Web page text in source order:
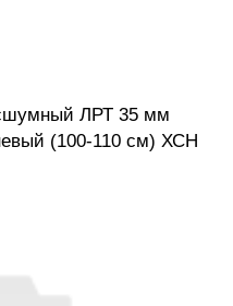
ЛРТ 35 мм
(100-110 см) ХСН